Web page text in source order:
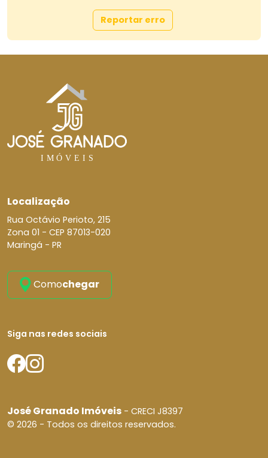
Reportar erro
Localização
Rua Octávio Perioto, 215
Zona 01 - CEP 87013-020
Maringá - PR
Comochegar
Siga nas redes sociais
José Granado Imóveis - CRECI J8397
© 2026 - Todos os direitos reservados.